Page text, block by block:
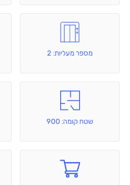
מספר מעליות: 2
שטח קומה: 900